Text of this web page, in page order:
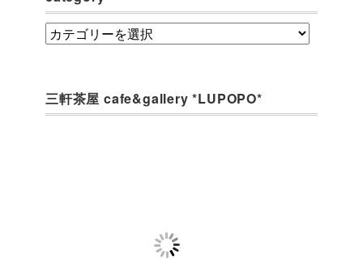
category
三軒茶屋 cafe&gallery *LUPOPO*